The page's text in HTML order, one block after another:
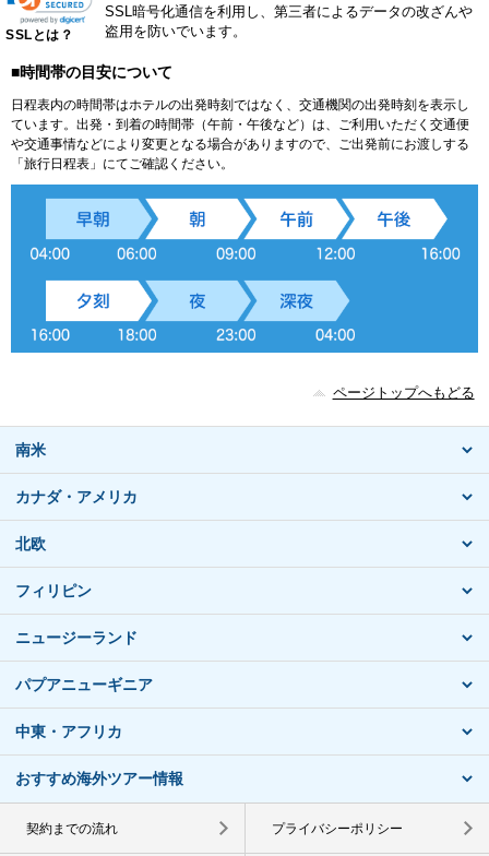
SSLとは？
SSL暗号化通信を利用し、第三者によるデータの改ざんや
盗用を防いでいます。
■時間帯の目安について
日程表内の時間帯はホテルの出発時刻ではなく、交通機関の出発時刻を表示し
ています。出発・到着の時間帯（午前・午後など）は、ご利用いただく交通便
や交通事情などにより変更となる場合がありますので、ご出発前にお渡しする
「旅行日程表」にてご確認ください。
ページトップへもどる
南米
カナダ・アメリカ
北欧
フィリピン
ニュージーランド
パプアニューギニア
中東・アフリカ
おすすめ海外ツアー情報
契約までの流れ プライバシーポリシー